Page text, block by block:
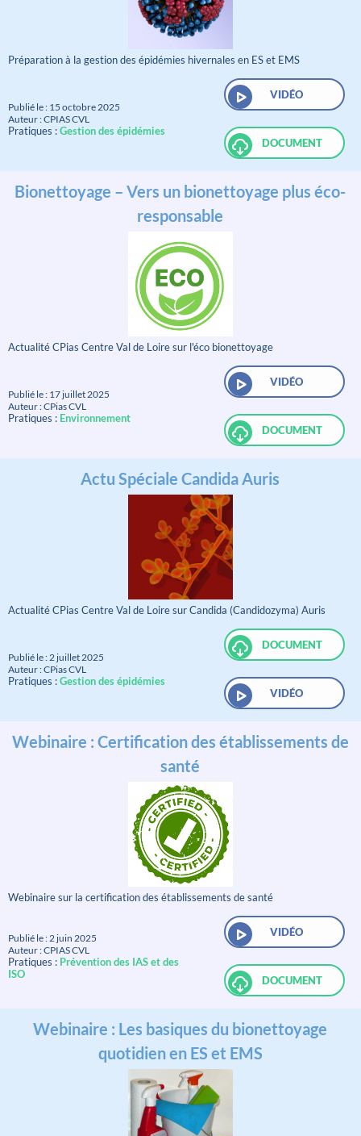
Préparation à la gestion des épidémies hivernales en ES et EMS
Publié le : 15 octobre 2025
Auteur : CPIAS CVL
Pratiques :Gestion des épidémies
VIDÉO
DOCUMENT
Bionettoyage – Vers un bionettoyage plus éco-
responsable
Actualité CPias Centre Val de Loire sur l'éco bionettoyage
Publié le : 17 juillet 2025
Auteur : CPias CVL
Pratiques : Environnement
VIDÉO
DOCUMENT
Actu Spéciale Candida Auris
Actualité CPias Centre Val de Loire sur Candida (Candidozyma) Auris
Publié le : 2 juillet 2025
Auteur : CPias CVL
Pratiques :Gestion des épidémies
DOCUMENT
VIDÉO
Webinaire : Certification des établissements de
santé
Webinaire sur la certification des établissements de santé
Publié le : 2 juin 2025
Auteur : CPIAS CVL
Pratiques : Prévention des IAS et des
ISO
VIDÉO
DOCUMENT
Webinaire : Les basiques du bionettoyage
quotidien en ES et EMS